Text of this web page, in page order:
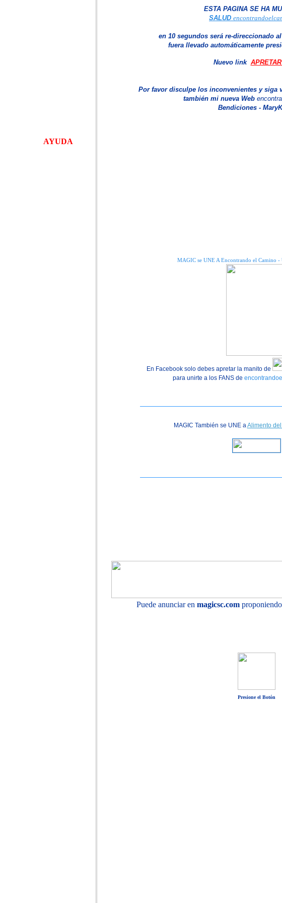
AYUDA
ESTA PAGINA SE HA
SALUD
en 10 segundos será re-direccionado
fuera llevado automáticamente
Nuevo link
Por favor disculpe los inconvenientes y siga
también mi nueva Web
Bendiciones -
MAGIC se UNE A Encontrando el Camino
En Facebook solo debes apretar la manito de
para unirte a los FANS de
MAGIC También se UNE aAlimento
Puede anunciar en magicsc.com
Presione el Botón